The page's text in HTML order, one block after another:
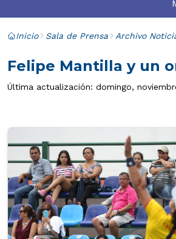
Inicio Sala de Prensa Archivo
Felipe Mantilla y un
Última actualización: domingo,